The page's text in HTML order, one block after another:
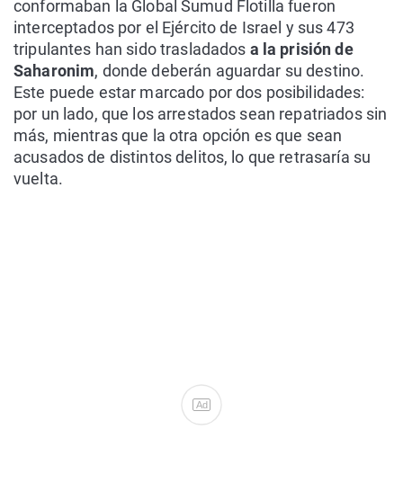
conformaban la Global Sumud Flotilla fueron
interceptados por el Ejército de Israel y sus 473
tripulantes han sido trasladados a la prisión de
Saharonim, donde deberán aguardar su destino.
Este puede estar marcado por dos posibilidades:
por un lado, que los arrestados sean repatriados sin
más, mientras que la otra opción es que sean
acusados de distintos delitos, lo que retrasaría su
vuelta.
Ad